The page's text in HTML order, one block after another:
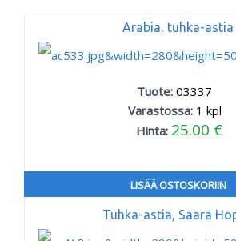
Arabia, tuhka-astia
Tuote:03337
Varastossa: 1 kpl
Hinta: 25.00 €
LISÄÄ OSTOSKORIIN
Tuhka-astia, Saara